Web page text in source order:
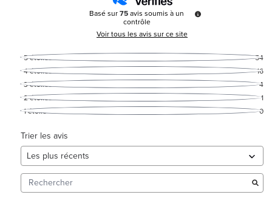
Basé sur75avis soumis à un
contrôle
Voir tous les avis sur ce site
5étoiles
54
4étoiles
16
3étoiles
4
2étoiles
1
1étoile 0
Trier les avis